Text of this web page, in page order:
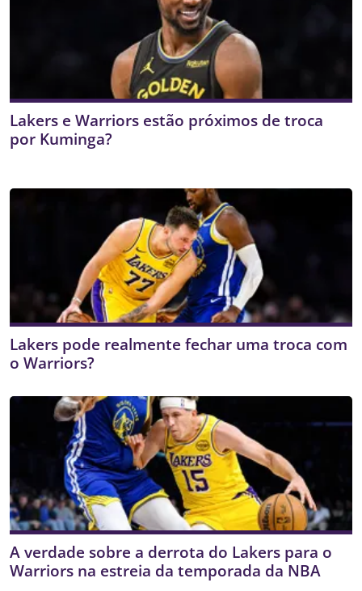
Lakers e Warriors estão próximos de troca
por Kuminga?
Lakers pode realmente fechar uma troca com
o Warriors?
A verdade sobre a derrota do Lakers para o
Warriors na estreia da temporada da NBA